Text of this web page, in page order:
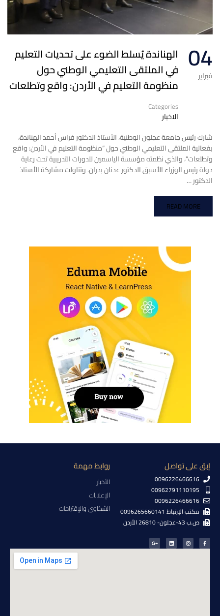
04
فبراير
الهناندة يُسلط الضوء على تحديات التعليم
في الملتقى التعليمي الوطني حول
منظومة التعليم في الأردن: واقع وتطلعات
Categories
الاخبار
شارك رئيس جامعة عجلون الوطنية، الأستاذ الدكتور فراس أحمد الهناندة،
بفعالية الملتقى التعليمي الوطني حول “منظومة التعليم في الأردن: واقع
وتطلعات”، والذي نظمته مؤسسة الياسمين للدورات التدريبية تحت رعاية
دولة رئيس الوزراء الأسبق الدكتور عدنان بدران. وتناولت مشاركة الأستاذ
الدكتور …
READ MORE
إبق على تواصل
0096226466616
00962791110195
0096226466616
مكتب الإرتباط 0096265660141
ص.ب 43-عجلون- 26810 الأردن
روابط مهمة
الأخبار
الإعلانات
الشكاوى والإقتراحات